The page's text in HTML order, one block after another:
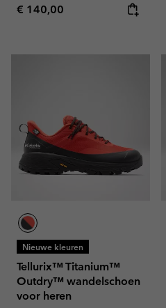
Regular price:
€ 140,00
Nieuwe kleuren
Tellurix™ Titanium™
Outdry™ wandelschoen
voor heren